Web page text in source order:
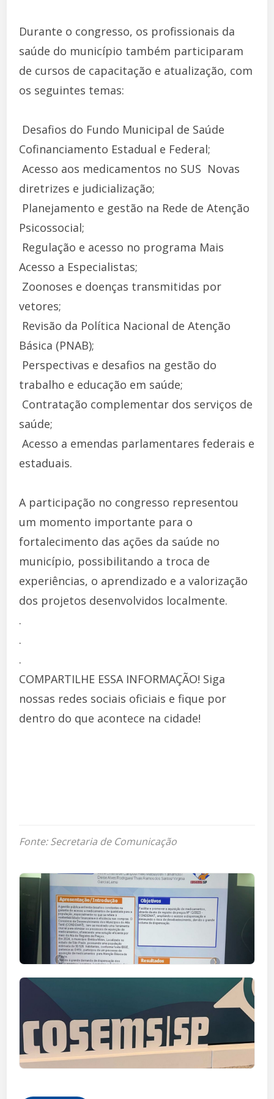
Durante o congresso, os profissionais da
saúde do município também participaram
de cursos de capacitação e atualização, com
os seguintes temas:
 Desafios do Fundo Municipal de Saúde 
Cofinanciamento Estadual e Federal;
 Acesso aos medicamentos no SUS  Novas
diretrizes e judicialização;
 Planejamento e gestão na Rede de Atenção
Psicossocial;
 Regulação e acesso no programa Mais
Acesso a Especialistas;
 Zoonoses e doenças transmitidas por
vetores;
 Revisão da Política Nacional de Atenção
Básica (PNAB);
 Perspectivas e desafios na gestão do
trabalho e educação em saúde;
 Contratação complementar dos serviços de
saúde;
 Acesso a emendas parlamentares federais e
estaduais.
A participação no congresso representou
um momento importante para o
fortalecimento das ações da saúde no
município, possibilitando a troca de
experiências, o aprendizado e a valorização
dos projetos desenvolvidos localmente.
.
.
.
COMPARTILHE ESSA INFORMAÇÃO! Siga
nossas redes sociais oficiais e fique por
dentro do que acontece na cidade!
Fonte: Secretaria de Comunicação